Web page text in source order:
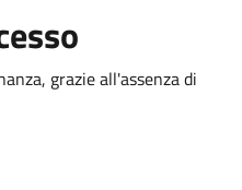
grazie all'assenza di